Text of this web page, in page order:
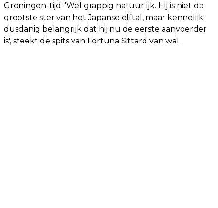
Groningen-tijd. 'Wel grappig natuurlijk. Hij is niet de
grootste ster van het Japanse elftal, maar kennelijk
dusdanig belangrijk dat hij nu de eerste aanvoerder
is', steekt de spits van Fortuna Sittard van wal.